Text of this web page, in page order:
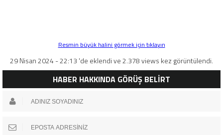
Resmin büyük halini görmek için tıklayın
29 Nisan 2024 - 22:13 'de eklendi ve 2.378 views kez görüntülendi.
HABER HAKKINDA GÖRÜŞ BELİRT